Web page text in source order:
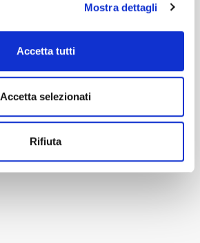
Mostra dettagli
Accetta tutti
Accetta selezionati
Rifiuta